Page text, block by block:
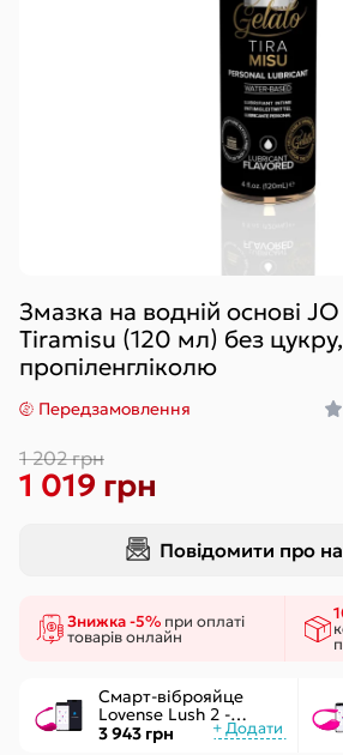
Змазка на водній основі
Tiramisu (120 мл) без
пропіленгліколю
Передзамовлення
1 202 грн
1 019 грн
Повідомити про
Знижка -5% при оплаті
товарів онлайн
Смарт-віброяйце
Lovense Lush 2 -
управління через
додаток
3 943 грн